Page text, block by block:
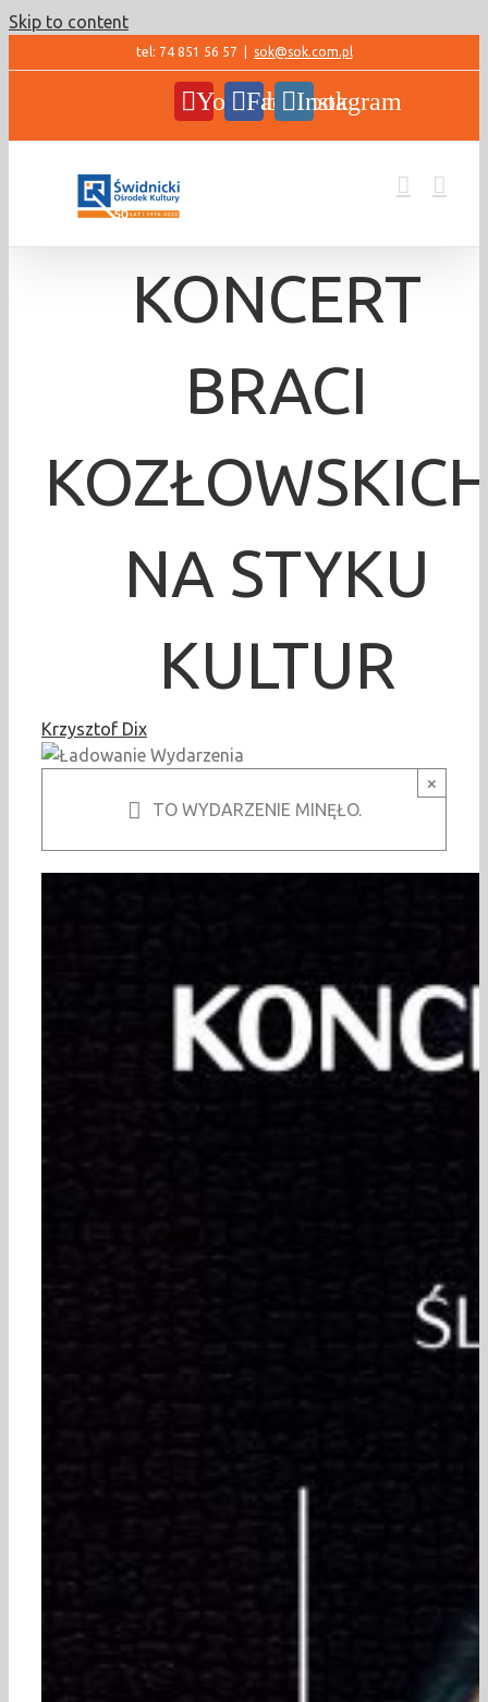
Skip to content
tel: 74 851 56 57 sok@sok.com.pl
YouTubeFacebookInstagram
KONCERT
BRACI
NA STYKU
KULTUR
Krzysztof Dix
×
TO WYDARZENIE MINĘŁO.